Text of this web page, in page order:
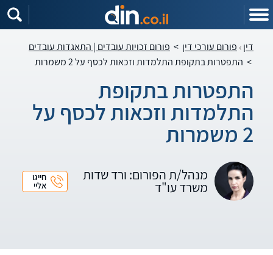
דין פורום עורכי דין > פורום זכויות עובדים | התאגדות עובדים
> התפטרות בתקופת התלמדות וזכאות לכסף על 2 משמרות
התפטרות בתקופת
התלמדות וזכאות לכסף על
2 משמרות
מנהל/ת הפורום: ורד שדות
משרד עו"ד
חייגו
אליי